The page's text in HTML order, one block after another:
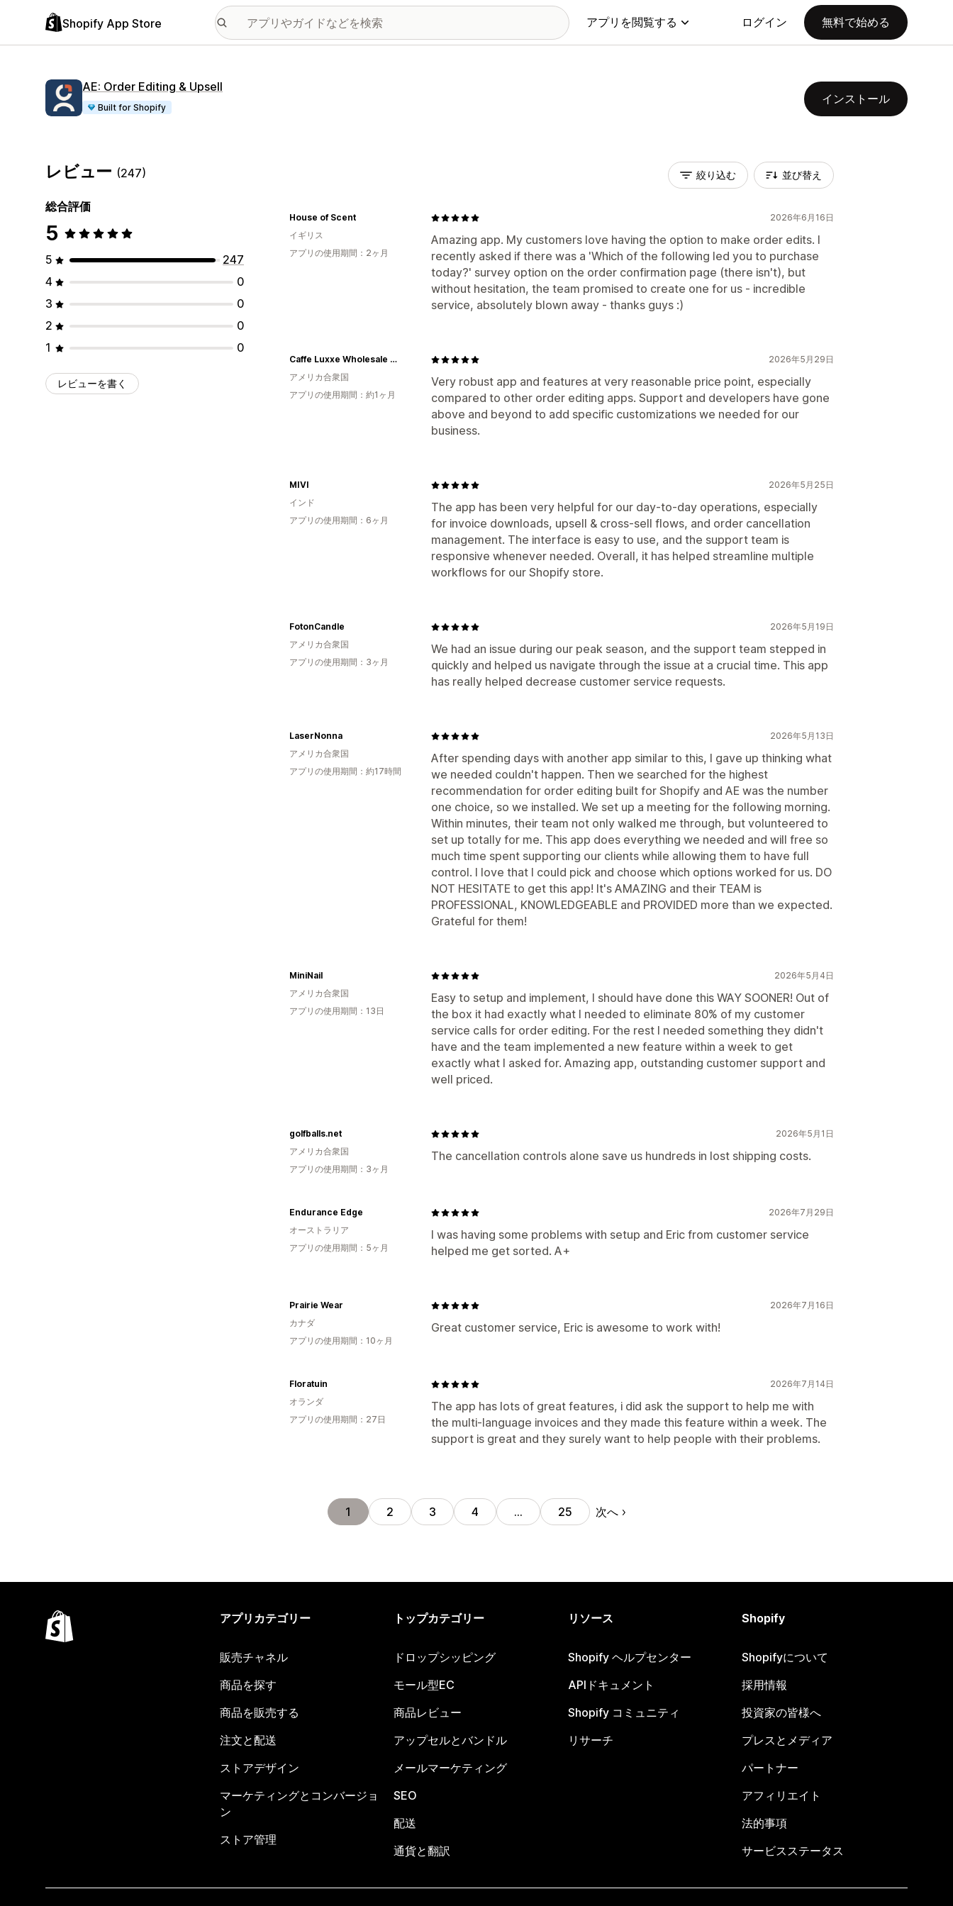
Shopify App Store アプリを閲覧する ログイン 無料で始める
AE: Order Editing & Upsell
Built for Shopify
インストール
レビュー (247)
総合評価
5
5
247
4
0
3
0
2
0
1
0
レビューを書く
絞り込む 並び替え
2026年6月16日
Amazing app. My customers love having the option to make order edits. I
recently asked if there was a 'Which of the following led you to purchase
today?' survey option on the order confirmation page (there isn't), but
without hesitation, the team promised to create one for us - incredible
service, absolutely blown away - thanks guys :)
House of Scent
イギリス
アプリの使用期間：2ヶ月
2026年5月29日
Very robust app and features at very reasonable price point, especially
compared to other order editing apps. Support and developers have gone
above and beyond to add specific customizations we needed for our
business.
Caffe Luxxe Wholesale Ordering
アメリカ合衆国
アプリの使用期間：約1ヶ月
2026年5月25日
The app has been very helpful for our day-to-day operations, especially
for invoice downloads, upsell & cross-sell flows, and order cancellation
management. The interface is easy to use, and the support team is
responsive whenever needed. Overall, it has helped streamline multiple
workflows for our Shopify store.
MIVI
インド
アプリの使用期間：6ヶ月
2026年5月19日
We had an issue during our peak season, and the support team stepped in
quickly and helped us navigate through the issue at a crucial time. This app
has really helped decrease customer service requests.
FotonCandle
アメリカ合衆国
アプリの使用期間：3ヶ月
2026年5月13日
After spending days with another app similar to this, I gave up thinking what
we needed couldn't happen. Then we searched for the highest
recommendation for order editing built for Shopify and AE was the number
one choice, so we installed. We set up a meeting for the following morning.
Within minutes, their team not only walked me through, but volunteered to
set up totally for me. This app does everything we needed and will free so
much time spent supporting our clients while allowing them to have full
control. I love that I could pick and choose which options worked for us. DO
NOT HESITATE to get this app! It's AMAZING and their TEAM is
PROFESSIONAL, KNOWLEDGEABLE and PROVIDED more than we expected.
Grateful for them!
LaserNonna
アメリカ合衆国
アプリの使用期間：約17時間
2026年5月4日
Easy to setup and implement, I should have done this WAY SOONER! Out of
the box it had exactly what I needed to eliminate 80% of my customer
service calls for order editing. For the rest I needed something they didn't
have and the team implemented a new feature within a week to get
exactly what I asked for. Amazing app, outstanding customer support and
well priced.
MiniNail
アメリカ合衆国
アプリの使用期間：13日
2026年5月1日
The cancellation controls alone save us hundreds in lost shipping costs.
golfballs.net
アメリカ合衆国
アプリの使用期間：3ヶ月
2026年7月29日
I was having some problems with setup and Eric from customer service
helped me get sorted. A+
Endurance Edge
オーストラリア
アプリの使用期間：5ヶ月
2026年7月16日
Great customer service, Eric is awesome to work with!
Prairie Wear
カナダ
アプリの使用期間：10ヶ月
2026年7月14日
The app has lots of great features, i did ask the support to help me with
the multi-language invoices and they made this feature within a week. The
support is great and they surely want to help people with their problems.
Floratuin
オランダ
アプリの使用期間：27日
1 2 3 4 … 25 次へ
アプリカテゴリー
販売チャネル
商品を探す
商品を販売する
注文と配送
ストアデザイン
マーケティングとコンバージョ
ン
ストア管理
トップカテゴリー
ドロップシッピング
モール型EC
商品レビュー
アップセルとバンドル
メールマーケティング
SEO
配送
通貨と翻訳
リソース
Shopify ヘルプセンター
APIドキュメント
Shopify コミュニティ
リサーチ
Shopify
Shopifyについて
採用情報
投資家の皆様へ
プレスとメディア
パートナー
アフィリエイト
法的事項
サービスステータス